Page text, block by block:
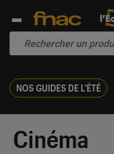
NOS GUIDES DE L'ÉTÉ
Cinéma